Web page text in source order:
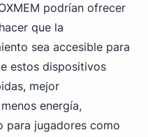
podrían ofrecer
que la
sea accesible para
estos dispositivos
mejor
energía,
para jugadores como